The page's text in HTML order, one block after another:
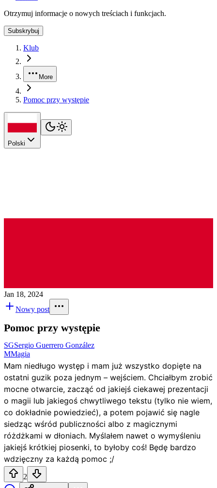
Otrzymuj informacje o nowych treściach i funkcjach.
Subskrybuj
Klub
More
Pomoc przy występie
Polski
Jan 18, 2024
Nowy post
Pomoc przy występie
SGSergio Guerrero González
MMagia
Mam niedługo występ i mam już wszystko dopięte na
ostatni guzik poza jednym – wejściem. Chciałbym zrobić
mocne otwarcie, zacząć od jakiejś ciekawej prezentacji
o magii lub jakiegoś chwytliwego tekstu (tylko nie wiem,
co dokładnie powiedzieć), a potem pojawić się nagle
siedząc wśród publiczności albo z magicznymi
różdżkami w dłoniach. Myślałem nawet o wymyśleniu
jakiejś krótkiej piosenki, to byłoby coś! Będę bardzo
wdzięczny za każdą pomoc ;/
2